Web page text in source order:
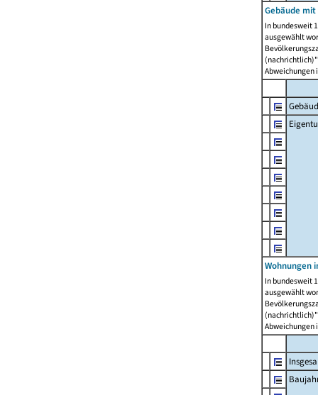
Gebäude
In bundesweit
ausgewählt
Abweichungen
Wohnungen
In bundesweit
ausgewählt
Abweichungen